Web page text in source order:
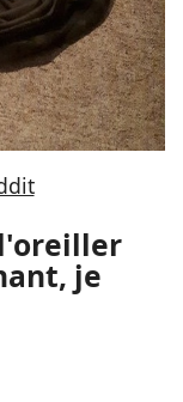
l'oreiller
je